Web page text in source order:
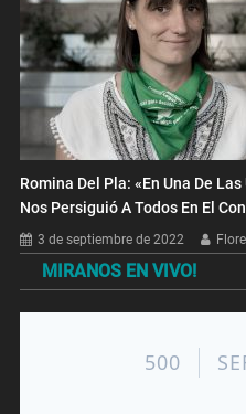
Romina Del Pla: «En Una De
Nos Persiguió A Todos En El
3 de septiembre de 2022
MIRANOS EN VIVO!